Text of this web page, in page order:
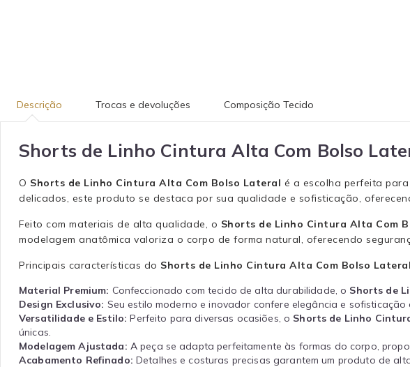
Descrição Trocas e devoluções Composição Tecido
Shorts de Linho Cintura Alta Com Bolso
O Shorts de Linho Cintura Alta Com Bolso Lateral é a escolha perfeita
delicados, este produto se destaca por sua qualidade e sofisticação,
Feito com materiais de alta qualidade, o Shorts de Linho Cintura Alta Com
modelagem anatômica valoriza o corpo de forma natural, oferecendo
Principais características do Shorts de Linho Cintura Alta Com Bolso Lateral
Material Premium: Confeccionado com tecido de alta durabilidade, o Shorts de
Design Exclusivo: Seu estilo moderno e inovador confere elegância e sofisticação
Versatilidade e Estilo: Perfeito para diversas ocasiões, o Shorts de Linho
únicas.
Modelagem Ajustada: A peça se adapta perfeitamente às formas do corpo,
Acabamento Refinado: Detalhes e costuras precisas garantem um produto de